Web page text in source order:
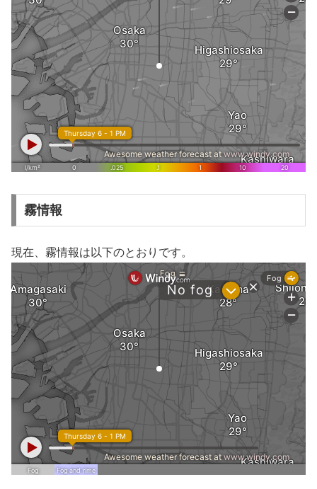
霧情報
現在、霧情報は以下のとおりです。